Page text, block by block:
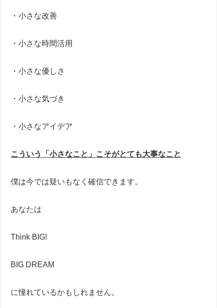
・小さな改善
・小さな時間活用
・小さな優しさ
・小さな気づき
・小さなアイデア
こういう「小さなこと」こそがとても大事なこと
僕は今では疑いもなく確信できます。
あなたは
Think BIG!
BIG DREAM
に憧れているかもしれません。